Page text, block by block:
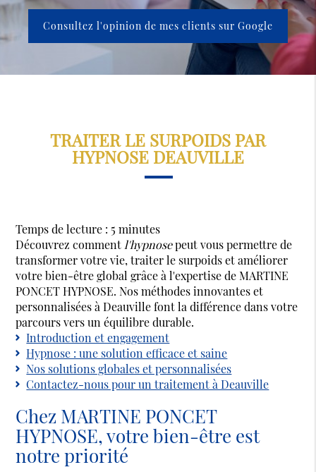
Consultez l'opinion de mes clients sur Google
TRAITER LE SURPOIDS PAR
HYPNOSE DEAUVILLE
Temps de lecture : 5 minutes
Découvrez comment l'hypnosepeut vous permettre de
transformer votre vie, traiter le surpoids et améliorer
votre bien-être global grâce à l'expertise de MARTINE
PONCET HYPNOSE. Nos méthodes innovantes et
personnalisées à Deauville font la différence dans votre
parcours vers un équilibre durable.
Introduction et engagement
Hypnose : une solution efficace et saine
Nos solutions globales et personnalisées
Contactez-nous pour un traitement à Deauville
Chez MARTINE PONCET
HYPNOSE, votre bien-être est
notre priorité